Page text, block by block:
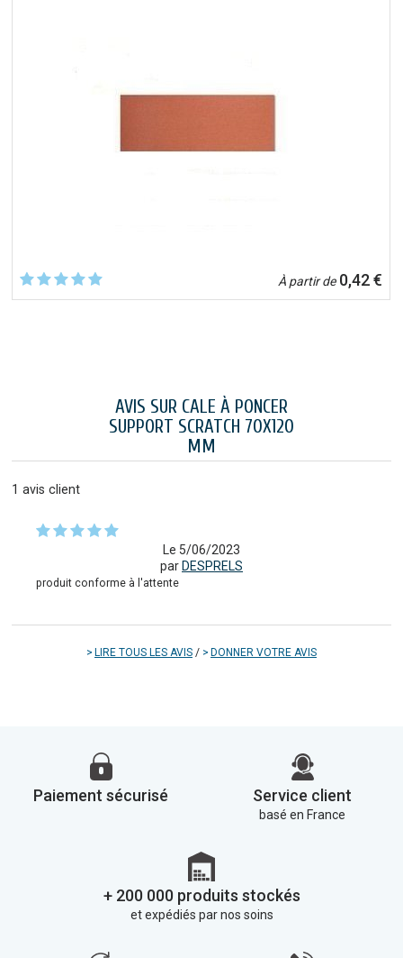
À partir de0,42 €
AVIS SUR CALE À PONCER
SUPPORT SCRATCH 70X120
MM
1 avis client
Le 5/06/2023
par DESPRELS
produit conforme à l'attente
LIRE TOUS LES AVIS / DONNER VOTRE AVIS
Paiement sécurisé Service client
basé en France
+ 200 000 produits stockés
et expédiés par nos soins